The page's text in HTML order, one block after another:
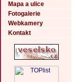
Mapa a ulice
Fotogalerie
Webkamery
Kontakt